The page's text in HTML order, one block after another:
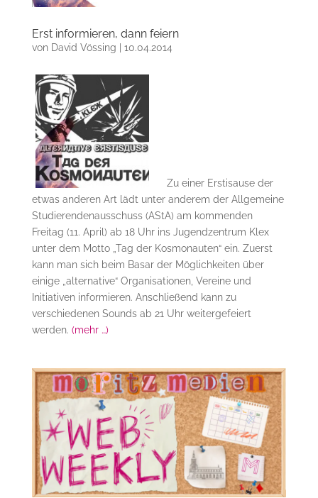
Erst informieren, dann feiern
von David Vössing 10.04.2014
Zu einer Erstisause der
etwas anderen Art lädt unter anderem der Allgemeine
Studierendenausschuss (AStA) am kommenden
Freitag (11. April) ab 18 Uhr ins Jugendzentrum Klex
unter dem Motto „Tag der Kosmonauten“ ein. Zuerst
kann man sich beim Basar der Möglichkeiten über
einige „alternative“ Organisationen, Vereine und
Initiativen informieren. Anschließend kann zu
verschiedenen Sounds ab 21 Uhr weitergefeiert
werden. (mehr …)